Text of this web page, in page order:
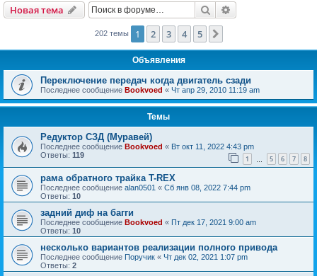
Новая тема Поиск
202 темы 1 2 3 4 5
Объявления
Переключение передач когда двигатель сзади
Последнее сообщение Bookvoed « Чт апр 29, 2010 11:19 am
Темы
Редуктор СЗД (Муравей)
Последнее сообщение Bookvoed « Вт окт 11, 2022 4:43 pm
Ответы: 119 1 5 6 7 8
рама обратного трайка T-REX
Последнее сообщение alan0501 « Сб янв 08, 2022 7:44 pm
Ответы: 10
задний диф на багги
Последнее сообщение Bookvoed « Пт дек 17, 2021 9:00 am
Ответы: 10
несколько вариантов реализации полного привода
Последнее сообщение Поручик « Чт дек 02, 2021 1:07 pm
Ответы: 2